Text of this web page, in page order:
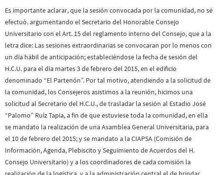
Es importante aclarar, que la sesión convocada por la comunidad, no sé
efectuó. argumentando el Secretario del Honorable Consejo
Universitario con el Art. 15 del reglamento interno del Consejo, que a la
letra dice: Las sesiones extraordinarias se convocaran por lo menos con
un día hábil de anticipación; estableciéndose la fecha de sesión del
H.C.U. para el día martes 3 de febrero del 2015, en el edificio
denominado “El Partenón”. Por tal motivo, atendiendo a la solicitud de
la comunidad, los Consejeros asistimos a la reunión, hicimos una
solicitud al Secretario del H.C.U., de trasladar la sesión al Estadio José
“Palomo” Ruíz Tapia, a fin de que estuviese toda la comunidad, en ella
se mandato la realización de una Asamblea General Universitaria, para
el 10 de febrero del 2015; y se mandato a la CIAPSA (Comisión de
Información, Agenda, Plebiscito y Seguimiento de Acuerdos del H.
Consejo Universitario) y a los coordinadores de cada comisión la